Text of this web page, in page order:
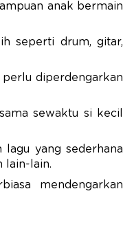
anak bermain
seperti drum, gitar,
diperdengarkan
sewaktu si kecil
yang sederhana
lain-lain.
mendengarkan